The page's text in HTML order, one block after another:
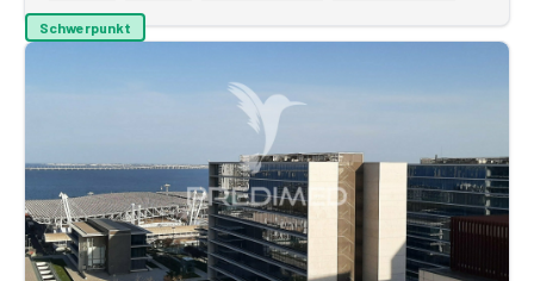
Schwerpunkt